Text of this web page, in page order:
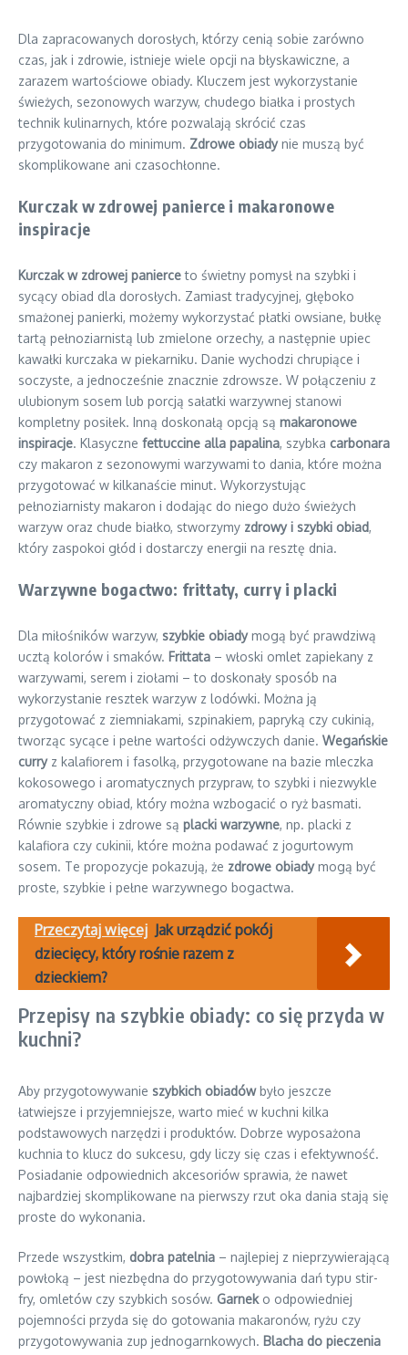
Dla zapracowanych dorosłych, którzy cenią sobie zarówno
czas, jak i zdrowie, istnieje wiele opcji na błyskawiczne, a
zarazem wartościowe obiady. Kluczem jest wykorzystanie
świeżych, sezonowych warzyw, chudego białka i prostych
technik kulinarnych, które pozwalają skrócić czas
przygotowania do minimum. Zdrowe obiadynie muszą być
skomplikowane ani czasochłonne.
Kurczak w zdrowej panierce i makaronowe
inspiracje
Kurczak w zdrowej panierceto świetny pomysł na szybki i
sycący obiad dla dorosłych. Zamiast tradycyjnej, głęboko
smażonej panierki, możemy wykorzystać płatki owsiane, bułkę
tartą pełnoziarnistą lub zmielone orzechy, a następnie upiec
kawałki kurczaka w piekarniku. Danie wychodzi chrupiące i
soczyste, a jednocześnie znacznie zdrowsze. W połączeniu z
ulubionym sosem lub porcją sałatki warzywnej stanowi
kompletny posiłek. Inną doskonałą opcją są makaronowe
inspiracje. Klasyczne fettuccine alla papalina, szybka carbonara
czy makaron z sezonowymi warzywami to dania, które można
przygotować w kilkanaście minut. Wykorzystując
pełnoziarnisty makaron i dodając do niego dużo świeżych
warzyw oraz chude białko, stworzymy zdrowy i szybki obiad,
który zaspokoi głód i dostarczy energii na resztę dnia.
Warzywne bogactwo: frittaty, curry i placki
Dla miłośników warzyw, szybkie obiadymogą być prawdziwą
ucztą kolorów i smaków. Frittata – włoski omlet zapiekany z
warzywami, serem i ziołami – to doskonały sposób na
wykorzystanie resztek warzyw z lodówki. Można ją
przygotować z ziemniakami, szpinakiem, papryką czy cukinią,
tworząc sycące i pełne wartości odżywczych danie. Wegańskie
curryz kalafiorem i fasolką, przygotowane na bazie mleczka
kokosowego i aromatycznych przypraw, to szybki i niezwykle
aromatyczny obiad, który można wzbogacić o ryż basmati.
Równie szybkie i zdrowe są placki warzywne, np. placki z
kalafiora czy cukinii, które można podawać z jogurtowym
sosem. Te propozycje pokazują, że zdrowe obiadymogą być
proste, szybkie i pełne warzywnego bogactwa.
Przeczytaj więcej Jak urządzić pokój
dziecięcy, który rośnie razem z
dzieckiem?
Przepisy na szybkie obiady: co się przyda w
kuchni?
Aby przygotowywanie szybkich obiadówbyło jeszcze
łatwiejsze i przyjemniejsze, warto mieć w kuchni kilka
podstawowych narzędzi i produktów. Dobrze wyposażona
kuchnia to klucz do sukcesu, gdy liczy się czas i efektywność.
Posiadanie odpowiednich akcesoriów sprawia, że nawet
najbardziej skomplikowane na pierwszy rzut oka dania stają się
proste do wykonania.
Przede wszystkim, dobra patelnia – najlepiej z nieprzywierającą
powłoką – jest niezbędna do przygotowywania dań typu stir-
fry, omletów czy szybkich sosów. Garneko odpowiedniej
pojemności przyda się do gotowania makaronów, ryżu czy
przygotowywania zup jednogarnkowych. Blacha do pieczenia